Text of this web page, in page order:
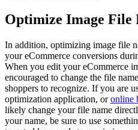
Optimize Image File
In addition, optimizing image file
your eCommerce conversions
When you edit your eCommerce
encouraged to change the file
shoppers to recognize. If you are
optimization application, oronline
likely change your file name
your name, be sure to use